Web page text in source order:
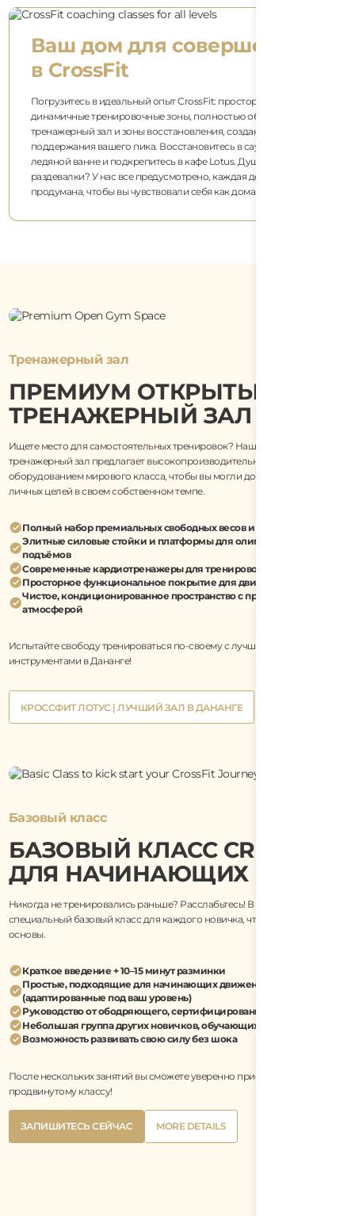
Тяжёлая атлетика
Штанги весом 10 кг, 15 кг и 20 кг с калиброванными дисками в
тренировочные диски весом 2,5 кг и 5 кг для новичков. У нас
также есть блоки для толчков!
Тренажерный зал
ПРЕМИУМ ОТКРЫТЫЙ
ТРЕНАЖЕРНЫЙ ЗАЛ
Ищете место для самостоятельных тренировок? Наш открытый
тренажерный зал предлагает высокопроизводительную среду с
оборудованием мирового класса, чтобы вы могли достигать своих
личных целей в своем собственном темпе.
Полный набор премиальных свободных весов и гантелей
Элитные силовые стойки и платформы для олимпийских
подъёмов
Современные кардиотренажеры для тренировок на выносливость
Просторное функциональное покрытие для движения и ловкости
Чистое, кондиционированное пространство с профессиональной
атмосферой
Испытайте свободу тренироваться по-своему с лучшими
инструментами в Дананге!
Button
КРОССФИТ ЛОТУС | ЛУЧШИЙ ЗАЛ В ДАНАНГЕ
КРОССФИТ ЛОТУС | ЛУЧШИЙ ЗАЛ В ДАНАНГЕ
Базовый класс
БАЗОВЫЙ КЛАСС CROSSFIT
ДЛЯ НАЧИНАЮЩИХ
Никогда не тренировались раньше? Расслабьтесь! В CrossFit Lotus есть
специальный базовый класс для каждого новичка, чтобы освоить
основы.
Краткое введение + 10–15 минут разминки
Простые, подходящие для начинающих движения
(адаптированные под ваш уровень)
Руководство от ободряющего, сертифицированного тренера
Небольшая группа других новичков, обучающихся вместе с вами
Возможность развивать свою силу без шока
После нескольких занятий вы сможете уверенно присоединиться к
продвинутому классу!
Button
Text
Button
ЗАПИШИТЕСЬ СЕЙЧАС
ЗАПИШИТЕСЬ СЕЙЧАС
Button
MORE DETAILS
MORE DETAILS